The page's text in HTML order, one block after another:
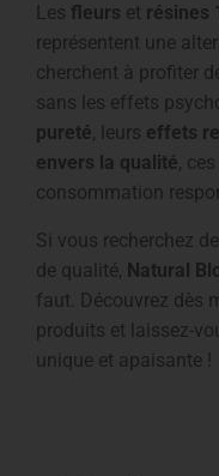
Les fleurs et résines
représentent une
cherchent à profiter
sans les effets
pureté, leurs effets
envers la qualité,
consommation
Si vous recherchez
de qualité, Natural
faut. Découvrez dès
produits et laissez-
unique et apaisante !